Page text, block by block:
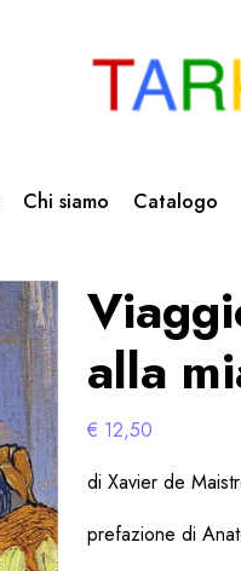
Chi siamo Catalogo
alla
€ 12,50
di Xavier de
prefazione di